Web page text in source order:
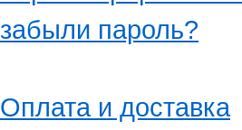
забыли пароль?
Оплата и доставка